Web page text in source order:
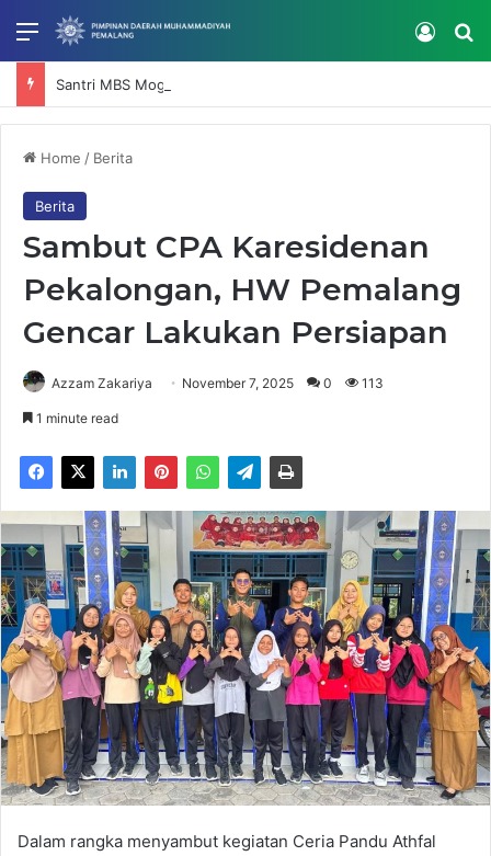
Menu Log In
Home / Berita
Berita
Sambut CPA Karesidenan
Pekalongan, HW Pemalang
Gencar Lakukan Persiapan
Azzam Zakariya November 7, 2025 0 113
1 minute read
Dalam rangka menyambut kegiatan Ceria Pandu Athfal